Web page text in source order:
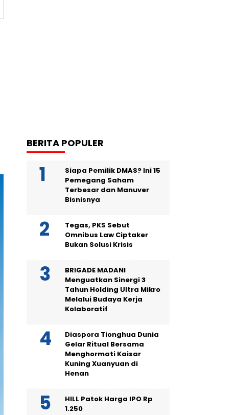
BERITA POPULER
Siapa Pemilik DMAS? Ini 15
Pemegang Saham
Terbesar dan Manuver
Bisnisnya
Tegas, PKS Sebut
Omnibus Law Ciptaker
Bukan Solusi Krisis
BRIGADE MADANI
Menguatkan Sinergi 3
Tahun Holding Ultra Mikro
Melalui Budaya Kerja
Kolaboratif
Diaspora Tionghua Dunia
Gelar Ritual Bersama
Menghormati Kaisar
Kuning Xuanyuan di
Henan
HILL Patok Harga IPO Rp
1.250